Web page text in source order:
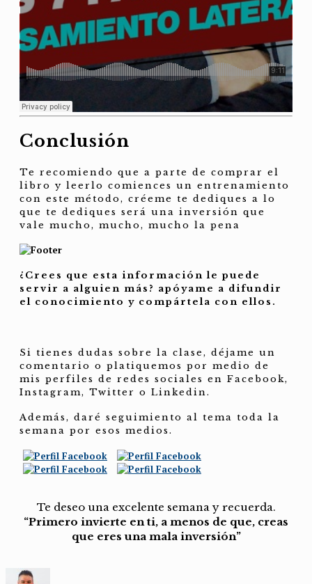
Conclusión
Te recomiendo que a parte de comprar el
libro y leerlo comiences un entrenamiento
con este método, créeme te dediques a lo
que te dediques será una inversión que
vale mucho, mucho, mucho la pena
¿Crees que esta información le puede
servir a alguien más? apóyame a difundir
el conocimiento y compártela con ellos.
Si tienes dudas sobre la clase, déjame un
comentario o platiquemos por medio de
mis perfiles de redes sociales en Facebook,
Instagram, Twitter o Linkedin.
Además, daré seguimiento al tema toda la
semana por esos medios.
Te deseo una excelente semana y recuerda.
“Primero invierte en ti, a menos de que, creas
que eres una mala inversión”